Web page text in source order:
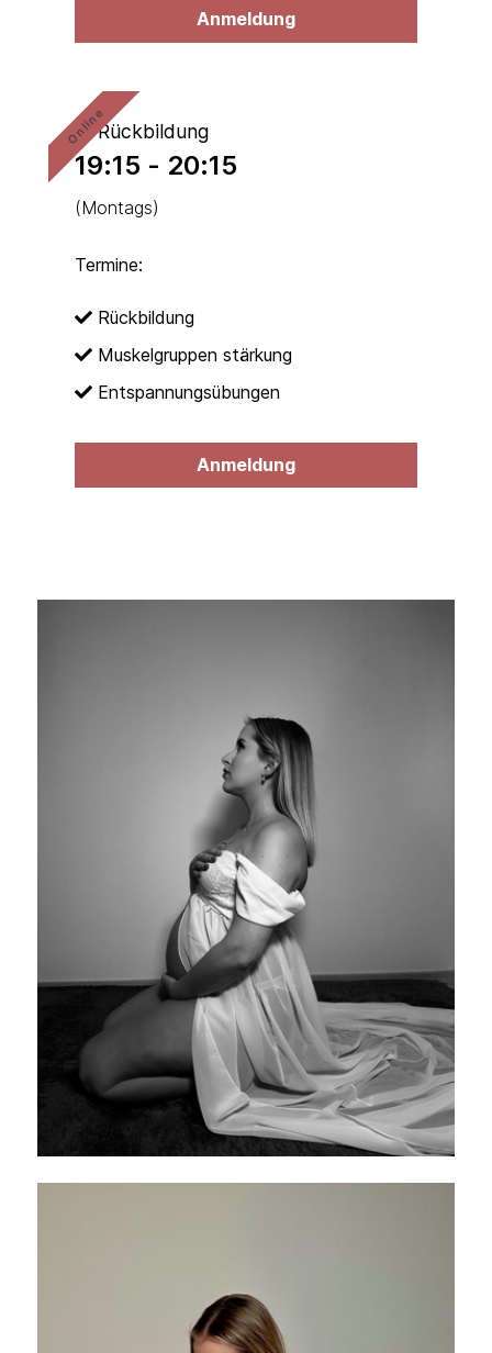
Anmeldung
Online
* Rückbildung
19:15 - 20:15
(Montags)
Termine:
Rückbildung
Muskelgruppen stärkung
Entspannungsübungen
Anmeldung